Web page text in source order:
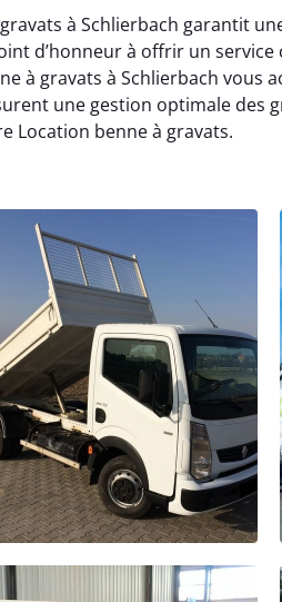
à Schlierbach garantit
d’honneur à offrir un
à gravats à Schlierbach vous
une gestion optimale des
Location benne à gravats.